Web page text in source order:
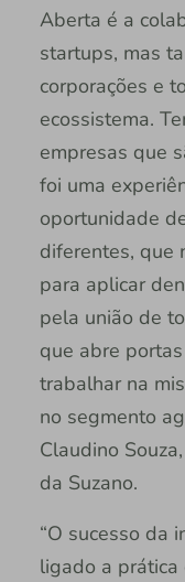
Aberta é a
startups, mas
corporações e
ecossistema.
empresas que
foi uma
oportunidade
diferentes, que
para aplicar
pela união de
que abre
trabalhar na
no segmento
Claudino
da Suzano.
“O sucesso da
ligado a